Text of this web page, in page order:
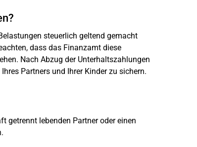
steuerlich geltend gemacht
dass das Finanzamt diese
Nach Abzug der Unterhaltszahlungen
Partners und Ihrer Kinder zu sichern.
getrennt lebenden Partner oder einen